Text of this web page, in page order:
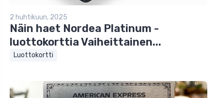
2 huhtikuun, 2025
Näin haet Nordea Platinum -
luottokorttia Vaiheittainen...
Luottokortti